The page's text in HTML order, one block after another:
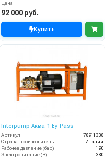
Цена
92 000 руб.
Купить
Interpump Аква-1 By-Pass
Артикул
78911338
Страна-производитель
Италия
Рабочее давление (бар)
190
Электропитание (В)
380